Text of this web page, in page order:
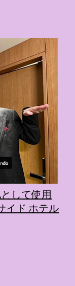
して使用
イド ホテル